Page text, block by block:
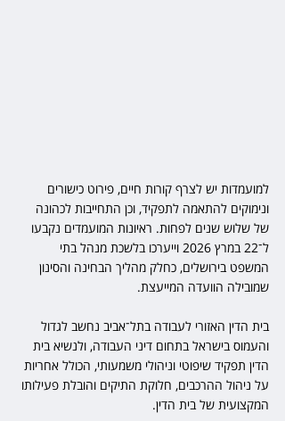
למועמדות יש לצרף קורות חיים, פירוט כישורים
ונימוקים להתאמה לתפקיד, וכן התחייבות לכהונה
של שלוש שנים לפחות. ראיונות המועמדים נקבעו
ל־22 במרץ 2026 וייערכו בלשכת מנהל בתי
המשפט בירושלים, כחלק מהליך הבחינה והסינון
שמובילה הוועדה המייעצת.
בית הדין האזורי לעבודה בתל־אביב נחשב לגדול
והעמוס בישראל בתחום דיני העבודה, ולנשיא בית
הדין תפקיד שיפוטי וניהולי משמעותי, הכולל אחריות
על ניהול ההרכבים, חלוקת התיקים והובלת פעילותו
המקצועית של בית הדין.